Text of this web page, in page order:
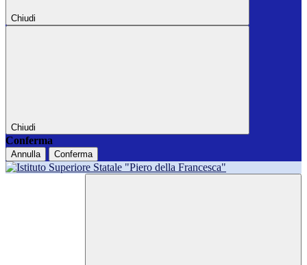
Chiudi
Chiudi
Conferma
Annulla Conferma